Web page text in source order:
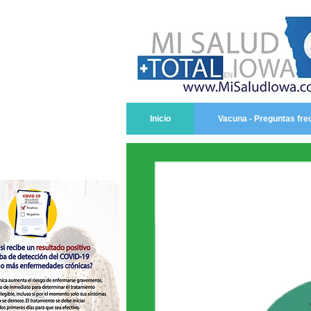
Inicio Vacuna - Preguntas